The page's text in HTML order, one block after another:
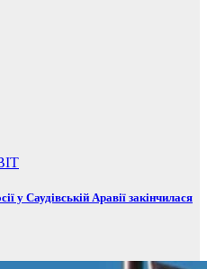
у Саудівській Аравії закінчилася